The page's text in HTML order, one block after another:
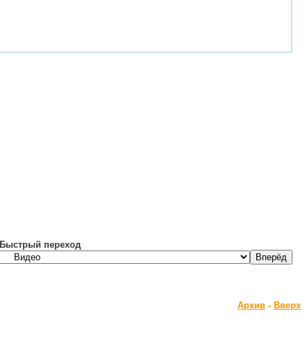
Быстрый переход
Архив - Вверх